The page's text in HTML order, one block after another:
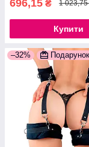
696,15 ₴ 1 023,75
Купити
–32% Подарунок